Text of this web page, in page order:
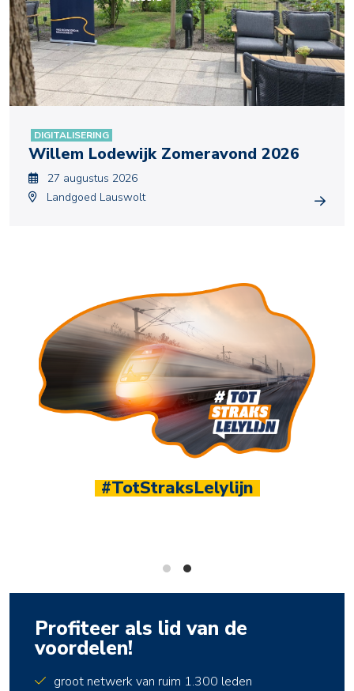
DIGITALISERING
Willem Lodewijk Zomeravond 2026
27 augustus 2026
Landgoed Lauswolt
1.100+ leden
Profiteer als lid van de
voordelen!
groot netwerk van ruim 1.300 leden